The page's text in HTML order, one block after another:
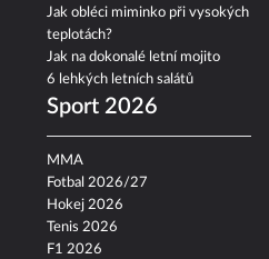
Jak obléci miminko při vysokých
teplotách?
Jak na dokonalé letní mojito
6 lehkých letních salátů
Sport 2026
MMA
Fotbal 2026/27
Hokej 2026
Tenis 2026
F1 2026